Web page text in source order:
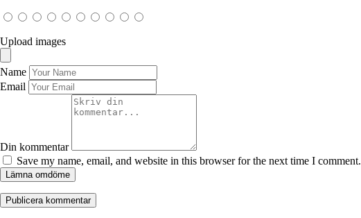
Upload images
Name
Email
Din kommentar
Save my name, email, and website in this browser for the next time I comment.
Lämna omdöme